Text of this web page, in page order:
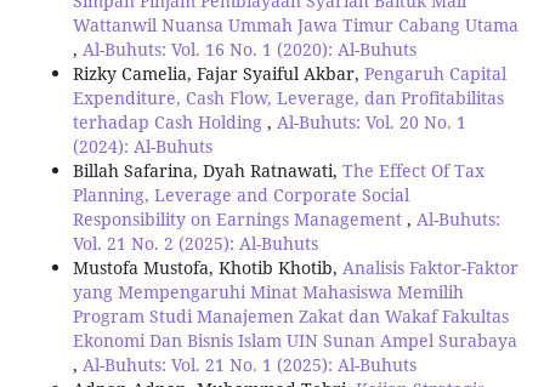
Wattanwil Nuansa Ummah Jawa Timur Cabang Utama
, Al-Buhuts: Vol. 16 No. 1 (2020): Al-Buhuts
Rizky Camelia, Fajar Syaiful Akbar, Pengaruh Capital
Expenditure, Cash Flow, Leverage, dan Profitabilitas
terhadap Cash Holding , Al-Buhuts: Vol. 20 No. 1
(2024): Al-Buhuts
Billah Safarina, Dyah Ratnawati, The Effect Of Tax
Planning, Leverage and Corporate Social
Responsibility on Earnings Management , Al-Buhuts:
Vol. 21 No. 2 (2025): Al-Buhuts
Mustofa Mustofa, Khotib Khotib, Analisis Faktor-Faktor
yang Mempengaruhi Minat Mahasiswa Memilih
Program Studi Manajemen Zakat dan Wakaf Fakultas
Ekonomi Dan Bisnis Islam UIN Sunan Ampel Surabaya
, Al-Buhuts: Vol. 21 No. 1 (2025): Al-Buhuts